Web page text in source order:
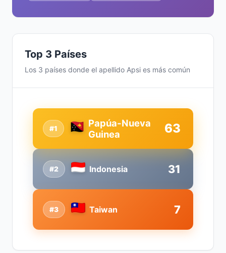
Top 3 Países
Los 3 países donde el apellido Apsi es más común
#2 Indonesia 31
#1
Papúa-Nueva
Guinea
63
#3 Taiwan 7